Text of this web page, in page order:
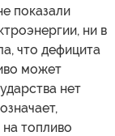
показали
ни в
что дефицита
может
нет
на топливо